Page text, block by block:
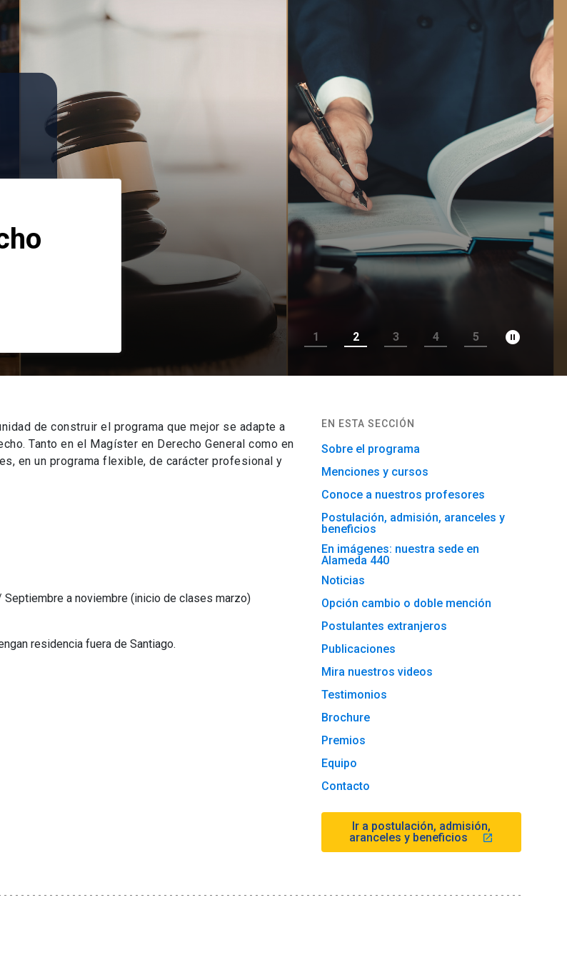
1 2 3 4 5 pause_circle_filled
de construir el programa que mejor se adapte a
Tanto en el Magíster en Derecho General como en
en un programa flexible, de carácter profesional y
a noviembre (inicio de clases marzo)
residencia fuera de Santiago.
EN ESTA SECCIÓN
Sobre el programa
Menciones y cursos
Conoce a nuestros profesores
Postulación, admisión, aranceles y
beneficios
En imágenes: nuestra sede en
Alameda 440
Noticias
Opción cambio o doble mención
Postulantes extranjeros
Publicaciones
Mira nuestros videos
Testimonios
Brochure
Premios
Equipo
Contacto
Ir a postulación, admisión,
aranceles y beneficios
launch